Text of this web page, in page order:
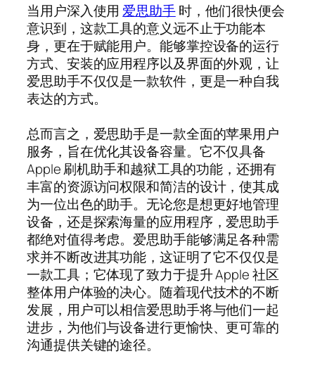
当用户深入使用爱思助手时，他们很快便会
意识到，这款工具的意义远不止于功能本
身，更在于赋能用户。能够掌控设备的运行
方式、安装的应用程序以及界面的外观，让
爱思助手不仅仅是一款软件，更是一种自我
表达的方式。
总而言之，爱思助手是一款全面的苹果用户
服务，旨在优化其设备容量。它不仅具备
Apple 刷机助手和越狱工具的功能，还拥有
丰富的资源访问权限和简洁的设计，使其成
为一位出色的助手。无论您是想更好地管理
设备，还是探索海量的应用程序，爱思助手
都绝对值得考虑。爱思助手能够满足各种需
求并不断改进其功能，这证明了它不仅仅是
一款工具；它体现了致力于提升 Apple 社区
整体用户体验的决心。随着现代技术的不断
发展，用户可以相信爱思助手将与他们一起
进步，为他们与设备进行更愉快、更可靠的
沟通提供关键的途径。